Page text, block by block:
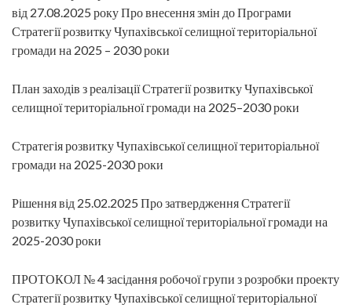
від 27.08.2025 року Про внесення змін до Програми
Стратегії розвитку Чупахівської селищної територіальної
громади на 2025 – 2030 роки
План заходів з реалізації Стратегії розвитку Чупахівської
селищної територіальної громади на 2025–2030 роки
Стратегія розвитку Чупахівської селищної територіальної
громади на 2025-2030 роки
Рішення від 25.02.2025 Про затвердження Стратегії
розвитку Чупахівської селищної територіальної громади на
2025-2030 роки
ПРОТОКОЛ № 4 засідання робочої групи з розробки проекту
Стратегії розвитку Чупахівської селищної територіальної